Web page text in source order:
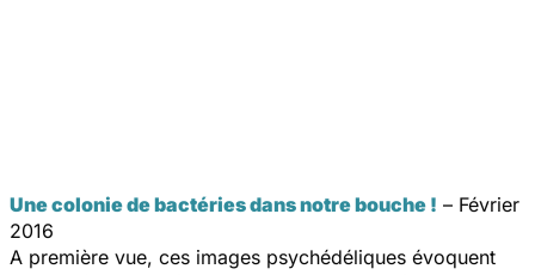
Une colonie de bactéries dans notre bouche ! – Février
2016
A première vue, ces images psychédéliques évoquent